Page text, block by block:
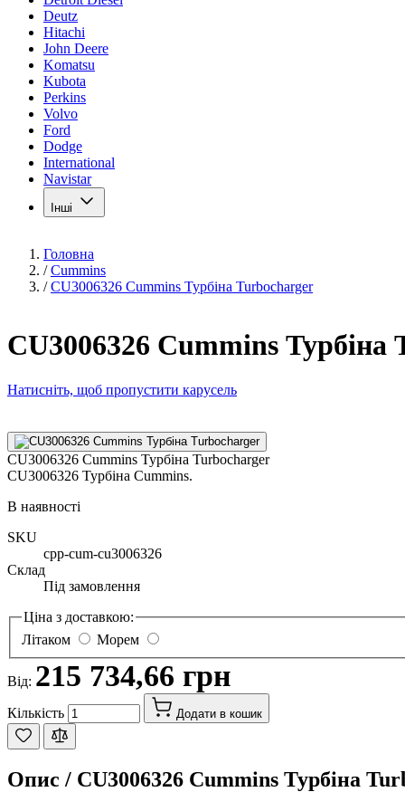
Deutz
Hitachi
John Deere
Komatsu
Kubota
Perkins
Volvo
Ford
Dodge
International
Navistar
Інші
Головна
/ Cummins
/ CU3006326 Cummins Турбіна Turbocharger
CU3006326 Cummins Турбіна
Натисніть, щоб пропустити карусель
CU3006326 Cummins Турбіна Turbocharger
CU3006326 Турбіна Cummins.
В наявності
SKU
cpp-cum-cu3006326
Склад
Під замовлення
Ціна з доставкою:
Літаком
Морем
Від: 215 734,66 грн
Кількість Додати в кошик
Опис / CU3006326 Cummins Турбіна